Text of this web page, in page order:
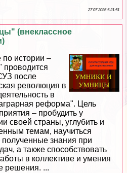
27 07 2026 5:21:51
(внеклассное
истории –
проводится
после
революция в
в
реформа". Цель
– пробудить у
своей страны, углубить и
темам, научиться
знания при
а также способствовать
в коллективе и умения
решения. ...